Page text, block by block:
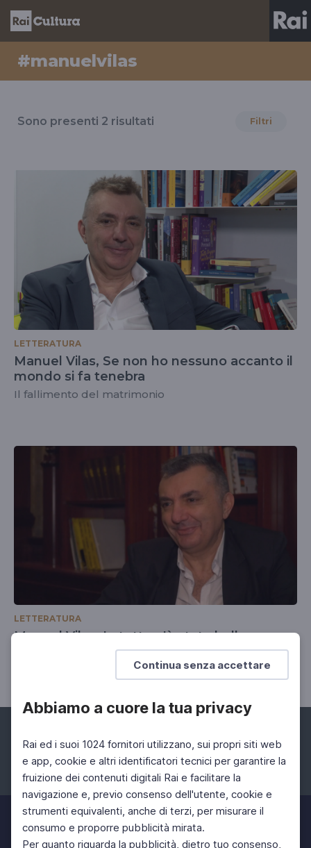
Continua senza accettare
Abbiamo a cuore la tua privacy
Rai ed i suoi 1024 fornitori utilizzano, sui propri siti web
e app, cookie e altri identificatori tecnici per garantire la
fruizione dei contenuti digitali Rai e facilitare la
navigazione e, previo consenso dell'utente, cookie e
strumenti equivalenti, anche di terzi, per misurare il
consumo e proporre pubblicità mirata.
Per quanto riguarda la pubblicità, dietro tuo consenso,
#manuelvilas
ilSono presenti 2 risultati Filtri
LETTERATURA
Manuel Vilas, Se non ho nessuno accanto il
mondo si fa tenebra
Il fallimento del matrimonio
LETTERATURA
Manuel Vilas, In tutto c'è stata bellezza
Vincitore del Prix Femina Etranger 2019
Facebook Instagram Twitter